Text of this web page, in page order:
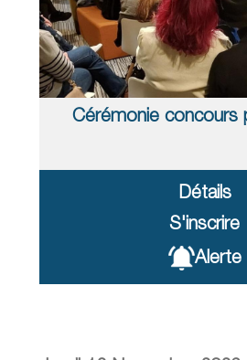
Cérémonie concours
Détails
S'inscrire
Alerte